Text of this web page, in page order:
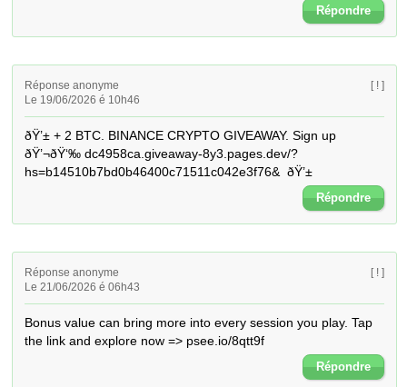
Répondre
Réponse anonyme
Le 19/06/2026 é 10h46
[ ! ]
ðŸ’± + 2 BTC. BINANCE CRYPTO GIVEAWAY. Sign up
ðŸ’¬ðŸ‘‰ dc4958ca.giveaway-8y3.pages.dev/?
hs=b14510b7bd0b46400c71511c042e3f76&  ðŸ’±
Répondre
Réponse anonyme
Le 21/06/2026 é 06h43
[ ! ]
Bonus value can bring more into every session you play. Tap
the link and explore now => psee.io/8qtt9f
Répondre